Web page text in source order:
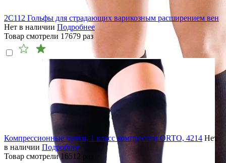
2C112 Гольфы для страдающих варикозным расширением вен
Нет в наличии Подробнее
Товар смотрели 17679 раз
Компрессионные чулки, 1 класс компрессии ORTO, 4214 Нет
в наличии Подробнее
Товар смотрели16512